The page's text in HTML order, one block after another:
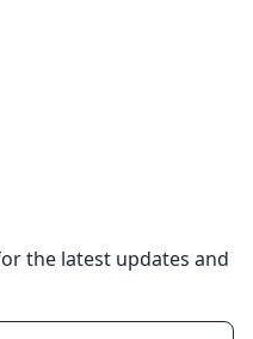
the latest updates and